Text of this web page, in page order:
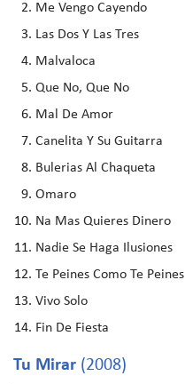
Me Vengo Cayendo
Las Dos Y Las Tres
Malvaloca
Que No, Que No
Mal De Amor
Canelita Y Su Guitarra
Bulerias Al Chaqueta
Omaro
Na Mas Quieres Dinero
Nadie Se Haga Ilusiones
Te Peines Como Te Peines
Vivo Solo
Fin De Fiesta
Tu Mirar (2008)